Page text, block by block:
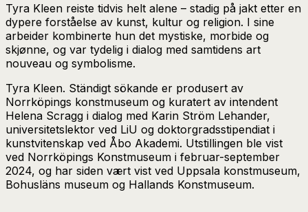
Tyra Kleen reiste tidvis helt alene – stadig på jakt etter en
dypere forståelse av kunst, kultur og religion. I sine
arbeider kombinerte hun det mystiske, morbide og
skjønne, og var tydelig i dialog med samtidens art
nouveau og symbolisme.
Tyra Kleen. Ständigt sökande er produsert av
Norrköpings konstmuseum og kuratert av intendent
Helena Scragg i dialog med Karin Ström Lehander,
universitetslektor ved LiU og doktorgradsstipendiat i
kunstvitenskap ved Åbo Akademi. Utstillingen ble vist
ved Norrköpings Konstmuseum i februar-september
2024, og har siden vært vist ved Uppsala konstmuseum,
Bohusläns museum og Hallands Konstmuseum.